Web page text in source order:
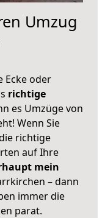
Umzug
Ecke oder
richtige
es Umzüge von
Wenn Sie
richtige
auf Ihre
mein
– dann
immer die
parat.